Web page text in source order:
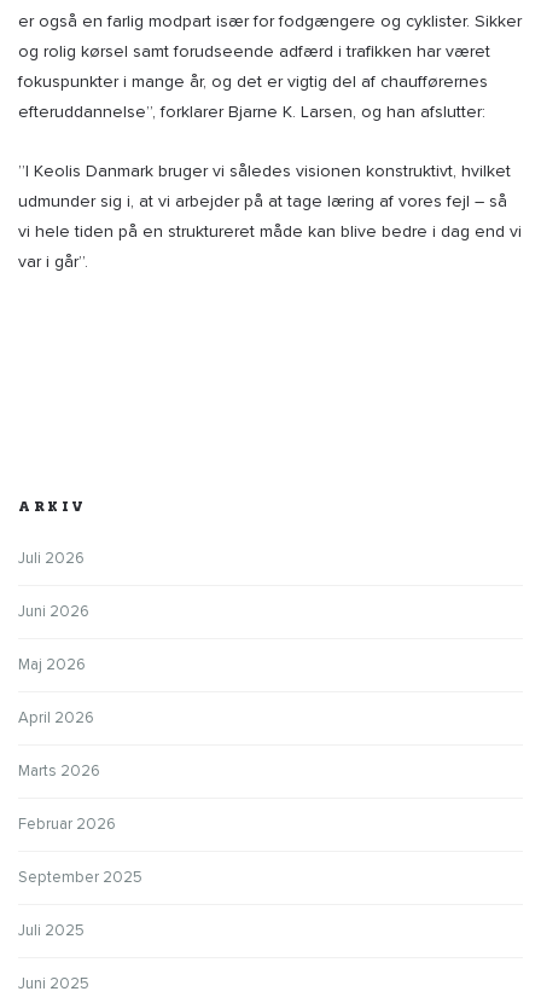
er også en farlig modpart især for fodgængere og cyklister. Sikker
og rolig kørsel samt forudseende adfærd i trafikken har været
fokuspunkter i mange år, og det er vigtig del af chaufførernes
efteruddannelse”, forklarer Bjarne K. Larsen, og han afslutter:
”I Keolis Danmark bruger vi således visionen konstruktivt, hvilket
udmunder sig i, at vi arbejder på at tage læring af vores fejl – så
vi hele tiden på en struktureret måde kan blive bedre i dag end vi
var i går”.
ARKIV
Juli 2026
Juni 2026
Maj 2026
April 2026
Marts 2026
Februar 2026
September 2025
Juli 2025
Juni 2025